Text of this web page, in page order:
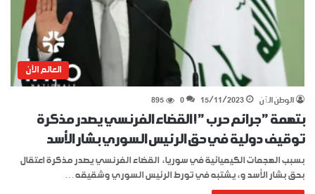
العالم الآن
الوطن الٱن 15/11/2023
0
895
بتهمة ” جرائم حرب ” ! القضاء الفرنسي يصدر مذكرة
توقيف دولية في حق الرئيس السوري بشار الأسد
بسبب الهجمات الكيميائية في سوريا، القضاء الفرنسي يصدر مذكرة اعتقال
بحق بشار الأسد و، يشتبه في تورط الرئيس السوري وشقيقه…